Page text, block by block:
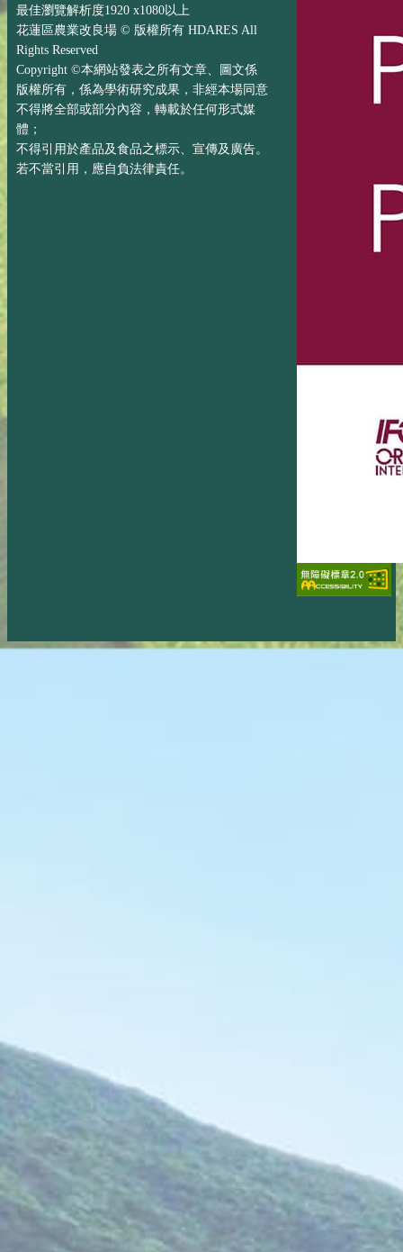
最佳瀏覽解析度1920 x1080以上
花蓮區農業改良場 © 版權所有 HDARES All
Rights Reserved
Copyright ©本網站發表之所有文章、圖文係
版權所有，係為學術研究成果，非經本場同意
不得將全部或部分內容，轉載於任何形式媒
體；
不得引用於產品及食品之標示、宣傳及廣告。
若不當引用，應自負法律責任。